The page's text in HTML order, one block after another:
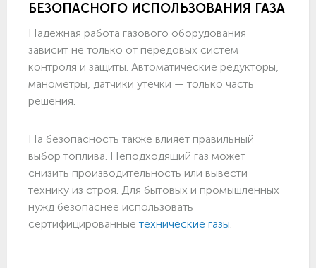
БЕЗОПАСНОГО ИСПОЛЬЗОВАНИЯ ГАЗА
Надежная работа газового оборудования
зависит не только от передовых систем
контроля и защиты. Автоматические редукторы,
манометры, датчики утечки — только часть
решения.
На безопасность также влияет правильный
выбор топлива. Неподходящий газ может
снизить производительность или вывести
технику из строя. Для бытовых и промышленных
нужд безопаснее использовать
сертифицированные технические газы.